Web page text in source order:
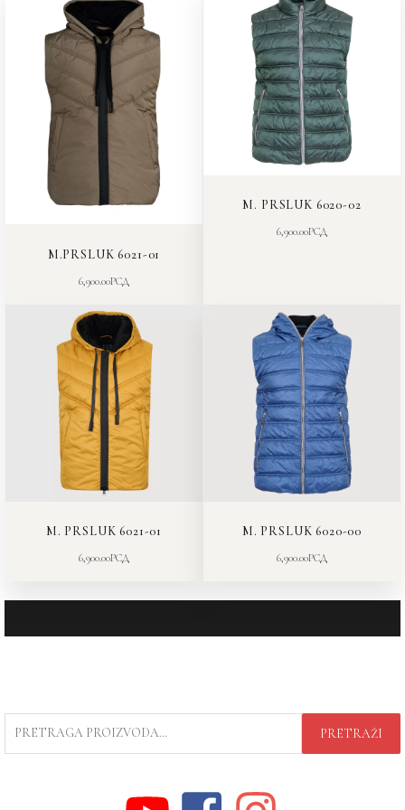
M.PRSLUK 6021-01
6,900.00РСД
M. PRSLUK 6020-02
6,900.00РСД
M. PRSLUK 6021-01
6,900.00РСД
M. PRSLUK 6020-00
6,900.00РСД
ZA:
PRETRAŽI